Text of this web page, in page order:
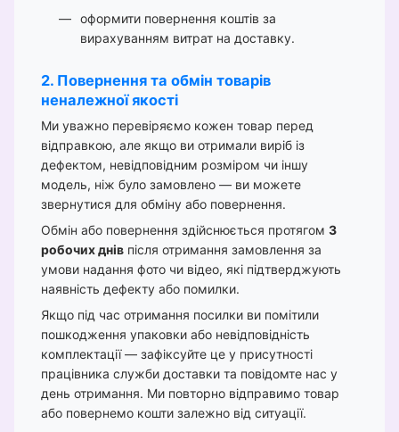
оформити повернення коштів за
вирахуванням витрат на доставку.
2. Повернення та обмін товарів
неналежної якості
Ми уважно перевіряємо кожен товар перед
відправкою, але якщо ви отримали виріб із
дефектом, невідповідним розміром чи іншу
модель, ніж було замовлено — ви можете
звернутися для обміну або повернення.
Обмін або повернення здійснюється протягом 3
робочих днів після отримання замовлення за
умови надання фото чи відео, які підтверджують
наявність дефекту або помилки.
Якщо під час отримання посилки ви помітили
пошкодження упаковки або невідповідність
комплектації — зафіксуйте це у присутності
працівника служби доставки та повідомте нас у
день отримання. Ми повторно відправимо товар
або повернемо кошти залежно від ситуації.